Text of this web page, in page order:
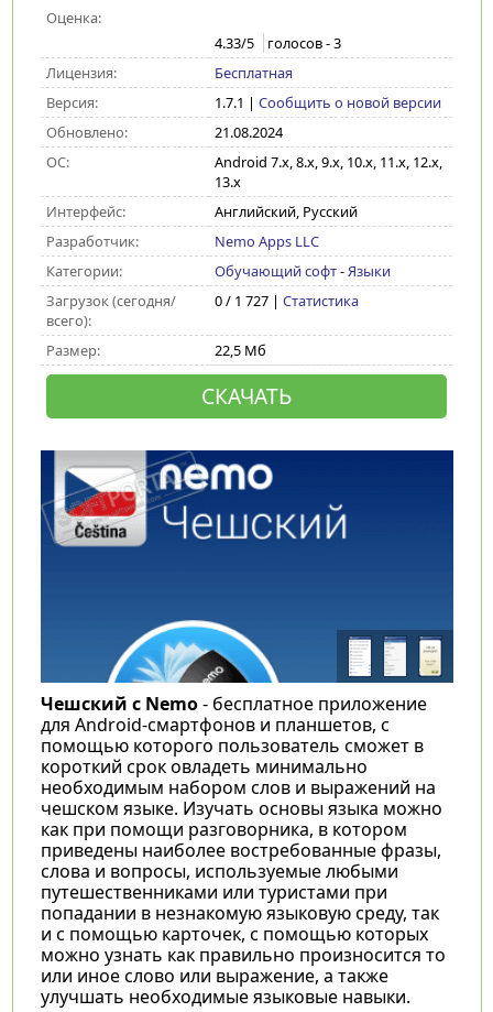
Оценка:
4.33/5 голосов -3
Лицензия:
Бесплатная
Версия:
1.7.1 | Сообщить о новой версии
Обновлено:
21.08.2024
ОС:
Android 7.x, 8.x, 9.x, 10.x, 11.x, 12.x,
13.x
Интерфейс:
Английский, Русский
Разработчик:
Nemo Apps LLC
Категории:
Обучающий софт-Языки
Загрузок (сегодня/
всего):
0 / 1 727 | Статистика
Размер: 22,5 Мб
СКАЧАТЬ
Чешский с Nemo- бесплатное приложение
для Android-смартфонов и планшетов, с
помощью которого пользователь сможет в
короткий срок овладеть минимально
необходимым набором слов и выражений на
чешском языке. Изучать основы языка можно
как при помощи разговорника, в котором
приведены наиболее востребованные фразы,
слова и вопросы, используемые любыми
путешественниками или туристами при
попадании в незнакомую языковую среду, так
и с помощью карточек, с помощью которых
можно узнать как правильно произносится то
или иное слово или выражение, а также
улучшать необходимые языковые навыки.